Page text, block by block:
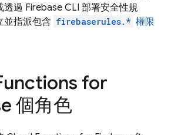
透過 Firebase CLI 部署安全性規
並指派包含 firebaserules.* 權限
for
個角色